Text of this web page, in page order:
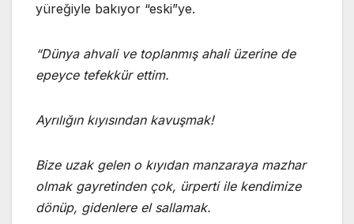
yüreğiyle bakıyor “eski”ye.
“Dünya ahvali ve toplanmış ahali üzerine de
epeyce tefekkür ettim.
Ayrılığın kıyısından kavuşmak!
Bize uzak gelen o kıyıdan manzaraya mazhar
olmak gayretinden çok, ürperti ile kendimize
dönüp, gidenlere el sallamak.